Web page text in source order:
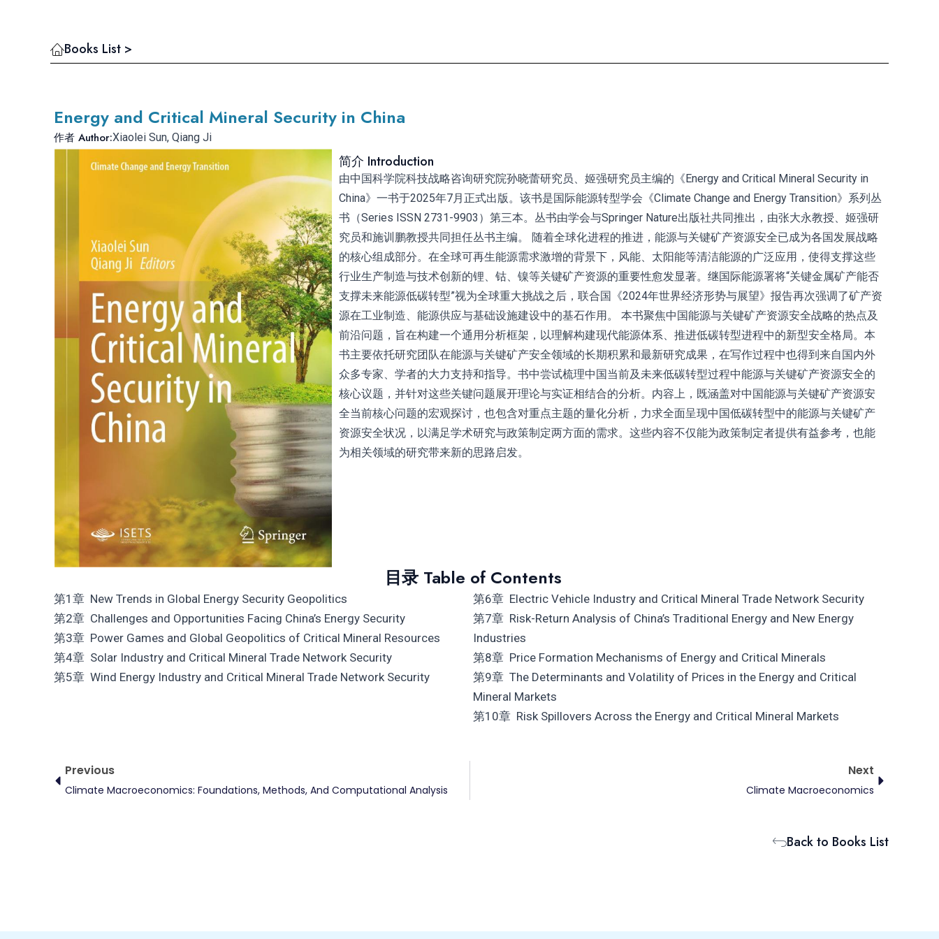
Books List >
Energy and Critical Mineral Security in China
作者 Author:Xiaolei Sun, Qiang Ji
简介 Introduction
由中国科学院科技战略咨询研究院孙晓蕾研究员、姬强研究员主编的《Energy and Critical Mineral Security in
China》一书于2025年7月正式出版。该书是国际能源转型学会《Climate Change and Energy Transition》系列丛
书（Series ISSN 2731-9903）第三本。丛书由学会与Springer Nature出版社共同推出，由张大永教授、姬强研
究员和施训鹏教授共同担任丛书主编。 随着全球化进程的推进，能源与关键矿产资源安全已成为各国发展战略
的核心组成部分。在全球可再生能源需求激增的背景下，风能、太阳能等清洁能源的广泛应用，使得支撑这些
行业生产制造与技术创新的锂、钴、镍等关键矿产资源的重要性愈发显著。继国际能源署将“关键金属矿产能否
支撑未来能源低碳转型”视为全球重大挑战之后，联合国《2024年世界经济形势与展望》报告再次强调了矿产资
源在工业制造、能源供应与基础设施建设中的基石作用。 本书聚焦中国能源与关键矿产资源安全战略的热点及
前沿问题，旨在构建一个通用分析框架，以理解构建现代能源体系、推进低碳转型进程中的新型安全格局。本
书主要依托研究团队在能源与关键矿产安全领域的长期积累和最新研究成果，在写作过程中也得到来自国内外
众多专家、学者的大力支持和指导。书中尝试梳理中国当前及未来低碳转型过程中能源与关键矿产资源安全的
核心议题，并针对这些关键问题展开理论与实证相结合的分析。内容上，既涵盖对中国能源与关键矿产资源安
全当前核心问题的宏观探讨，也包含对重点主题的量化分析，力求全面呈现中国低碳转型中的能源与关键矿产
资源安全状况，以满足学术研究与政策制定两方面的需求。这些内容不仅能为政策制定者提供有益参考，也能
为相关领域的研究带来新的思路启发。
目录 Table of Contents
第1章 New Trends in Global Energy Security Geopolitics
第2章 Challenges and Opportunities Facing China’s Energy Security
第3章 Power Games and Global Geopolitics of Critical Mineral Resources
第4章 Solar Industry and Critical Mineral Trade Network Security
第5章 Wind Energy Industry and Critical Mineral Trade Network Security
第6章 Electric Vehicle Industry and Critical Mineral Trade Network Security
第7章 Risk-Return Analysis of China’s Traditional Energy and New Energy
Industries
第8章 Price Formation Mechanisms of Energy and Critical Minerals
第9章 The Determinants and Volatility of Prices in the Energy and Critical
Mineral Markets
第10章 Risk Spillovers Across the Energy and Critical Mineral Markets
PrevPrevious
Climate Macroeconomics: Foundations, Methods, And Computational Analysis
Next
Climate Macroeconomics
Back to Books List